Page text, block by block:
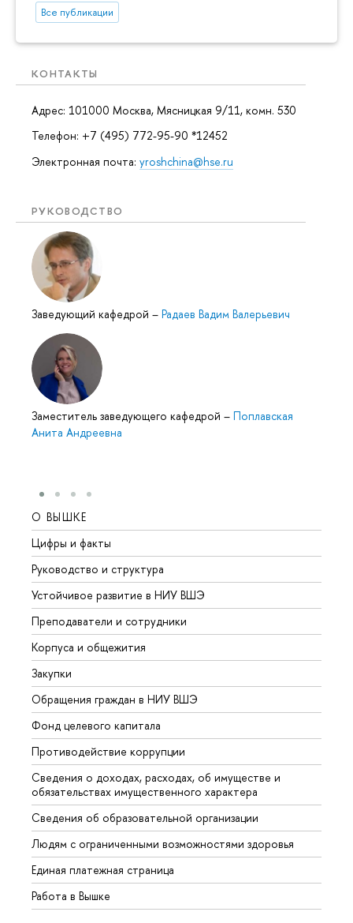
Все публикации
КОНТАКТЫ
Адрес: 101000 Москва, Мясницкая 9/11, комн. 530
Телефон: +7 (495) 772-95-90 *12452
Электронная почта: yroshchina@hse.ru
РУКОВОДСТВО
Заведующий кафедрой – Радаев Вадим Валерьевич
Заместитель заведующего кафедрой – Поплавская
Анита Андреевна
О ВЫШКЕ
Цифры и факты
Руководство и структура
Устойчивое развитие в НИУ ВШЭ
Преподаватели и сотрудники
Корпуса и общежития
Закупки
Обращения граждан в НИУ ВШЭ
Фонд целевого капитала
Противодействие коррупции
Сведения о доходах, расходах, об имуществе и
обязательствах имущественного характера
Сведения об образовательной организации
Людям с ограниченными возможностями здоровья
Единая платежная страница
Работа в Вышке